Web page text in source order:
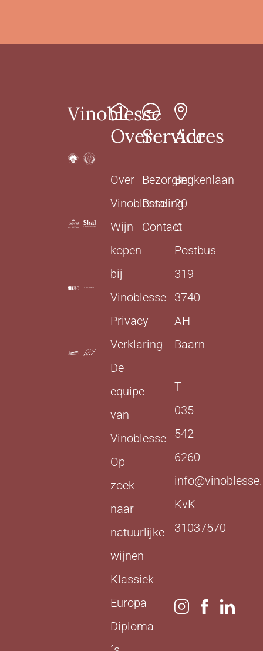
Vinoblesse
Over
Over
Vinoblesse
Wijn
kopen
bij
Vinoblesse
Privacy
Verklaring
De
equipe
van
Vinoblesse
Op
zoek
naar
natuurlijke
wijnen
Klassiek
Europa
Diploma
Service
Bezorging
Betaling
Contact
Adres
Beukenlaan
20
D
Postbus
319
3740
AH
Baarn
T
035
542
6260
KvK
31037570